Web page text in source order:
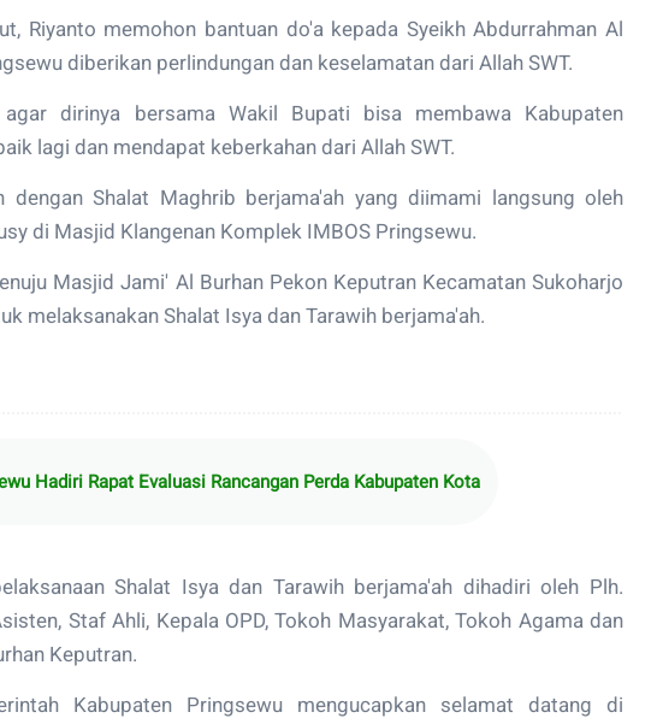
Riyanto memohon bantuan do'a kepada Syeikh Abdurrahman Al
diberikan perlindungan dan keselamatan dari Allah SWT.
dirinya bersama Wakil Bupati bisa membawa Kabupaten
lagi dan mendapat keberkahan dari Allah SWT.
dengan Shalat Maghrib berjama'ah yang diimami langsung oleh
di Masjid Klangenan Komplek IMBOS Pringsewu.
Masjid Jami' Al Burhan Pekon Keputran Kecamatan Sukoharjo
melaksanakan Shalat Isya dan Tarawih berjama'ah.
Hadiri Rapat Evaluasi Rancangan Perda Kabupaten Kota
Shalat Isya dan Tarawih berjama'ah dihadiri oleh Plh.
Staf Ahli, Kepala OPD, Tokoh Masyarakat, Tokoh Agama dan
Keputran.
Kabupaten Pringsewu mengucapkan selamat datang di